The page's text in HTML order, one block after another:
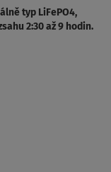
typ LiFePO4,
2:30 až 9 hodin.